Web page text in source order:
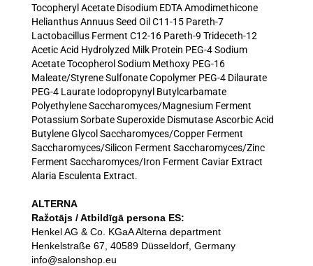
Tocopheryl Acetate Disodium EDTA Amodimethicone
Helianthus Annuus Seed Oil C11-15 Pareth-7
Lactobacillus Ferment C12-16 Pareth-9 Trideceth-12
Acetic Acid Hydrolyzed Milk Protein PEG-4 Sodium
Acetate Tocopherol Sodium Methoxy PEG-16
Maleate/Styrene Sulfonate Copolymer PEG-4 Dilaurate
PEG-4 Laurate Iodopropynyl Butylcarbamate
Polyethylene Saccharomyces/Magnesium Ferment
Potassium Sorbate Superoxide Dismutase Ascorbic Acid
Butylene Glycol Saccharomyces/Copper Ferment
Saccharomyces/Silicon Ferment Saccharomyces/Zinc
Ferment Saccharomyces/Iron Ferment Caviar Extract
Alaria Esculenta Extract.
ALTERNA
Ražotājs / Atbildīgā persona ES:
Henkel AG & Co. KGaA Alterna department
Henkelstraße 67, 40589 Düsseldorf, Germany
info@salonshop.eu